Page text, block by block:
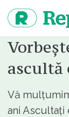
continut
ascultă
Vă
ani